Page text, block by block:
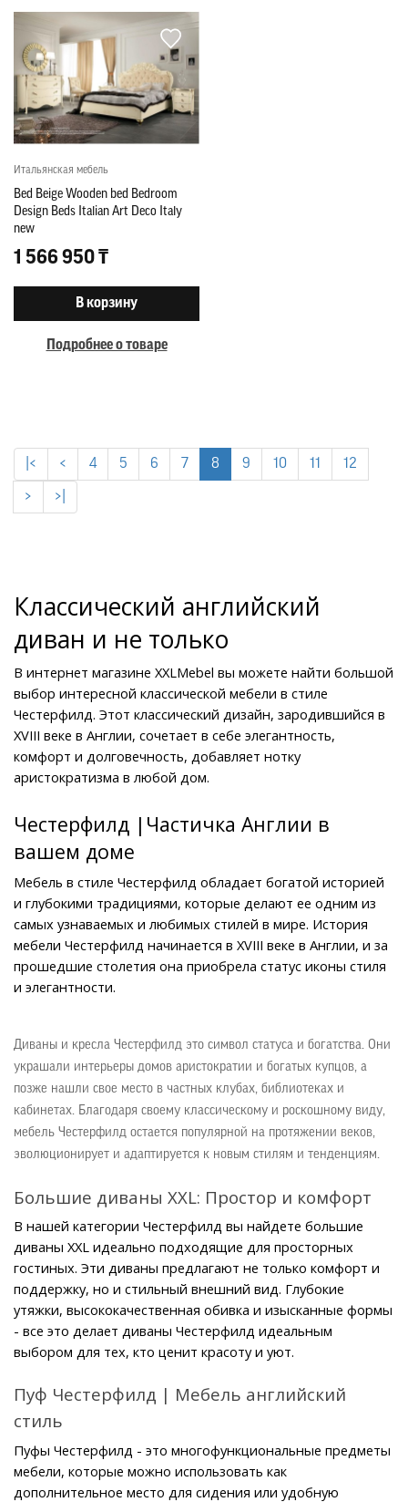
Итальянская мебель
Bed Beige Wooden bed Bedroom
Design Beds Italian Art Deco Italy
new
1 566 950 ₸
В корзину
Подробнее о товаре
|< < 4 5 6 7 8 9 10 11 12
> >|
Классический английский
диван и не только
В интернет магазине XXLMebel вы можете найти большой
выбор интересной классической мебели в стиле
Честерфилд. Этот классический дизайн, зародившийся в
XVIII веке в Англии, сочетает в себе элегантность,
комфорт и долговечность, добавляет нотку
аристократизма в любой дом.
Честерфилд |Частичка Англии в
вашем доме
Мебель в стиле Честерфилд обладает богатой историей
и глубокими традициями, которые делают ее одним из
самых узнаваемых и любимых стилей в мире. История
мебели Честерфилд начинается в XVIII веке в Англии, и за
прошедшие столетия она приобрела статус иконы стиля
и элегантности.
Диваны и кресла Честерфилд это символ статуса и богатства. Они
украшали интерьеры домов аристократии и богатых купцов, а
позже нашли свое место в частных клубах, библиотеках и
кабинетах. Благодаря своему классическому и роскошному виду,
мебель Честерфилд остается популярной на протяжении веков,
эволюционирует и адаптируется к новым стилям и тенденциям.
Большие диваны XXL: Простор и комфорт
В нашей категории Честерфилд вы найдете большие
диваны XXL идеально подходящие для просторных
гостиных. Эти диваны предлагают не только комфорт и
поддержку, но и стильный внешний вид. Глубокие
утяжки, высококачественная обивка и изысканные формы
- все это делает диваны Честерфилд идеальным
выбором для тех, кто ценит красоту и уют.
Пуф Честерфилд | Мебель английский
стиль
Пуфы Честерфилд - это многофункциональные предметы
мебели, которые можно использовать как
дополнительное место для сидения или удобную